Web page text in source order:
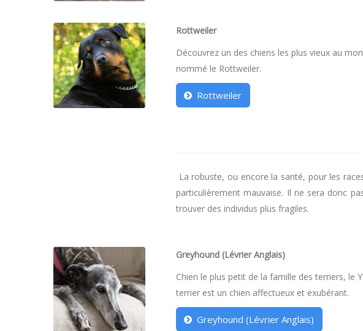
Rottweiler
Découvrez un des chiens les plus vieux au
nommé le Rottweiler.
Rottweiler
La robuste, ou encore la santé, pour les
particulièrement mauvaise. Il ne sera donc
trouver des individus plus fragiles.
Greyhound (Lévrier Anglais)
Chien le plus petit de la famille des terriers, le
terrier est un chien affectueux et exubérant.
Greyhound (Lévrier Anglais)